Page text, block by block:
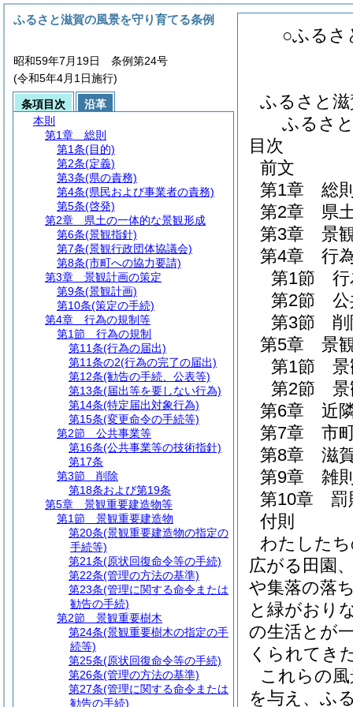
○ふるさ
ふるさと
ふるさ
目次
前文
第1章
総
第2章
県
第3章
景
第4章
行
第1節
第2節
第3節
第5章
景
第1節
第2節
第6章
近
第7章
市
第8章
滋
第9章
雑
第10章
罰
付則
わたした
広がる田園
や集落の落
と緑がおり
の生活とが
くられてき
これらの
を与え、ふ
ふるさと滋賀の風景を守り育てる条例
昭和59年7月19日 条例第24号
(令和5年4月1日施行)
条項目次
沿革
本則
第1章
総則
第1条(目的)
第2条(定義)
第3条(県の責務)
第4条(県民および事業者の責務)
第5条(啓発)
第2章
県土の一体的な景観形成
第6条(景観指針)
第7条(景観行政団体協議会)
第8条(市町への協力要請)
第3章
景観計画の策定
第9条(景観計画)
第10条(策定の手続)
第4章
行為の規制等
第1節
行為の規制
第11条(行為の届出)
第11条の2(行為の完了の届出)
第12条(勧告の手続、公表等)
第13条(届出等を要しない行為)
第14条(特定届出対象行為)
第15条(変更命令の手続等)
第2節
公共事業等
第16条(公共事業等の技術指針)
第17条
第3節
削除
第18条および第19条
第5章
景観重要建造物等
第1節
景観重要建造物
第20条(景観重要建造物の指定の
手続等)
第21条(原状回復命令等の手続)
第22条(管理の方法の基準)
第23条(管理に関する命令または
勧告の手続)
第2節
景観重要樹木
第24条(景観重要樹木の指定の手
続等)
第25条(原状回復命令等の手続)
第26条(管理の方法の基準)
第27条(管理に関する命令または
勧告の手続)